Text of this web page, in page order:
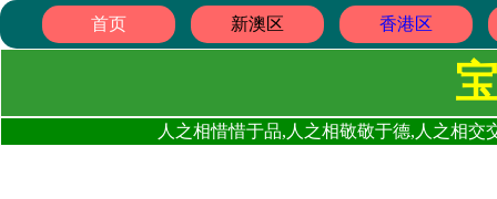
首页 新澳区 香港区
人之相惜惜于品,人之相敬敬于德,人之相